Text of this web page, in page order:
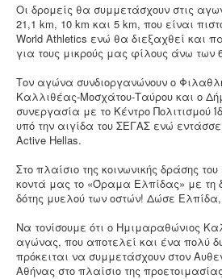
Οι δρομείς θα συμμετάσχουν στις
21,1 km, 10 km και 5 km, που είναι
World Athletics ενώ θα διεξαχθεί και
για τους μικρούς μας φίλους άνω των
Τον αγώνα συνδιοργανώνουν ο
Καλλιθέας-Μοσχάτου-Ταύρου και ο
συνεργασία με το Κέντρο Πολιτισμού
υπό την αιγίδα του ΣΕΓΑΣ ενώ
Active Hellas.
Στο πλαίσιο της κοινωνικής δράσης
κοντά μας το «Όραμα Ελπίδας» με τη
δότης μυελού των οστών! Δώσε
Να τονίσουμε ότι ο Ημιμαραθώνιος
αγώνας, που αποτελεί και ένα πολύ
πρόκειται να συμμετάσχουν στον
Αθήνας στο πλαίσιο της